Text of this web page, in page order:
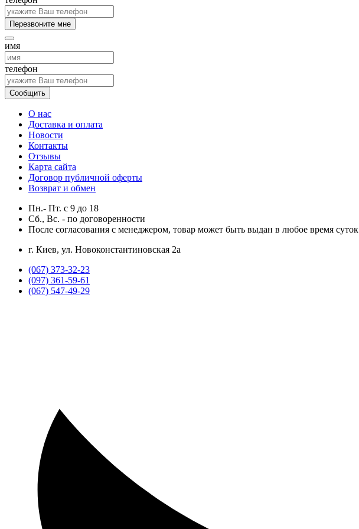
Перезвоните мне
имя
телефон
Сообщить
О нас
Доставка и оплата
Новости
Контакты
Отзывы
Карта сайта
Договор публичной оферты
Возврат и обмен
Пн.- Пт. с 9 до 18
Сб., Вс. - по договоренности
После согласования с менеджером, товар может быть выдан в любое время суток
г. Киев, ул. Новоконстантиновская 2а
(067) 373-32-23
(097) 361-59-61
(067) 547-49-29